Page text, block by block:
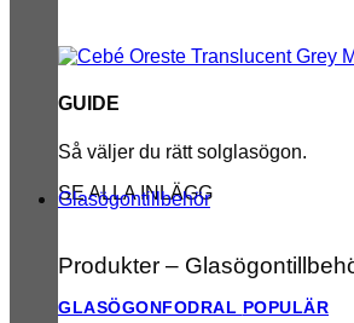
GUIDE
Så väljer du rätt solglasögon.
SE ALLA INLÄGG
Glasögontillbehör
Produkter –
GLASÖGONFODRAL